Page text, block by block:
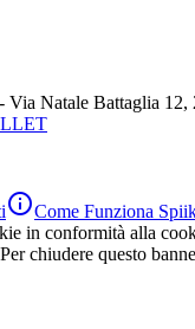
Via Natale Battaglia
Come Funziona
in conformità alla
Per chiudere questo